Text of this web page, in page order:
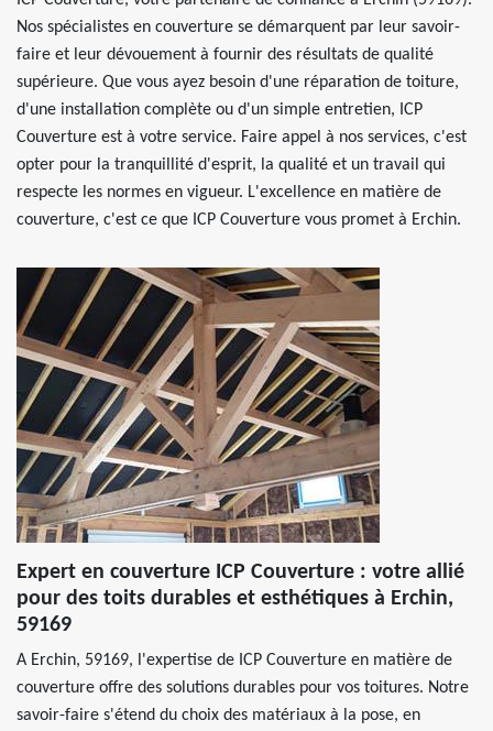
Nos spécialistes en couverture se démarquent par leur savoir-
faire et leur dévouement à fournir des résultats de qualité
supérieure. Que vous ayez besoin d'une réparation de toiture,
d'une installation complète ou d'un simple entretien, ICP
Couverture est à votre service. Faire appel à nos services, c'est
opter pour la tranquillité d'esprit, la qualité et un travail qui
respecte les normes en vigueur. L'excellence en matière de
couverture, c'est ce que ICP Couverture vous promet à Erchin.
Expert en couverture ICP Couverture : votre allié
pour des toits durables et esthétiques à Erchin,
59169
A Erchin, 59169, l'expertise de ICP Couverture en matière de
couverture offre des solutions durables pour vos toitures. Notre
savoir-faire s'étend du choix des matériaux à la pose, en